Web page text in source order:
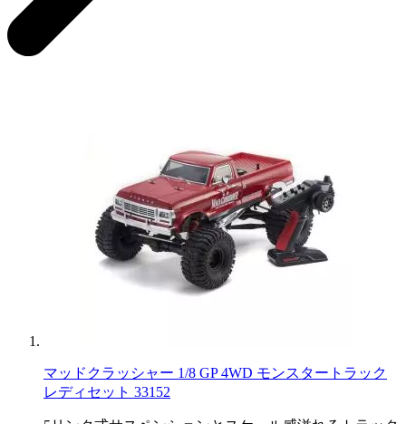
マッドクラッシャー 1/8 GP 4WD モンスタートラック
レディセット 33152